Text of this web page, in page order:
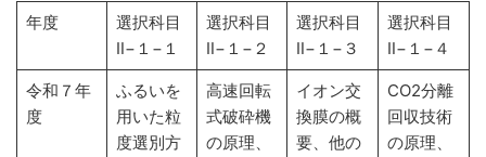
年度
選択科目
Ⅱ−１−１
選択科目
Ⅱ−１−２
選択科目
Ⅱ−１−３
選択科目
Ⅱ−１−４
令和７年
度
ふるいを
用いた粒
度選別方
高速回転
式破砕機
の原理、
イオン交
換膜の概
要、他の
CO2分離
回収技術
の原理、